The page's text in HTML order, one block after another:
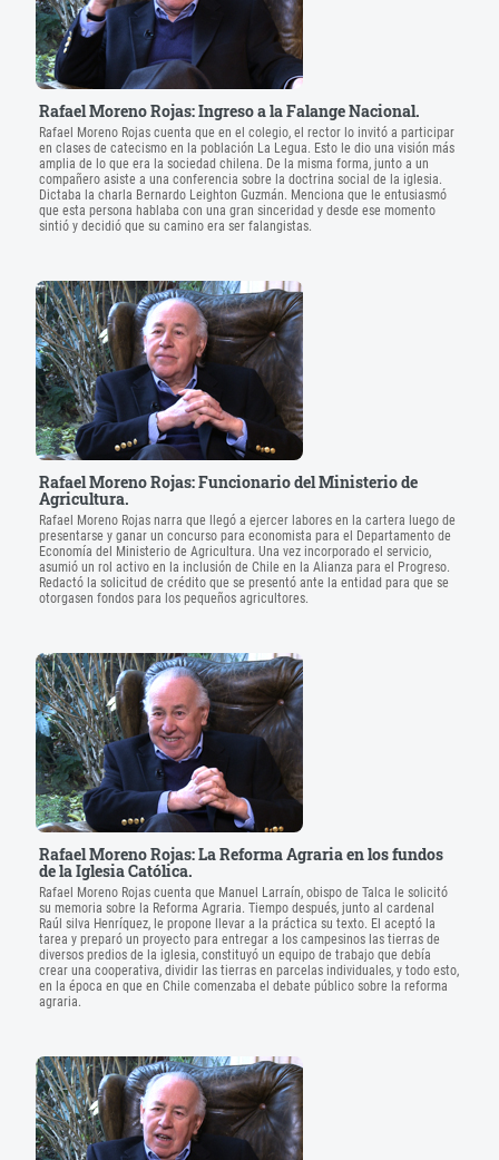
Rafael Moreno Rojas: Ingreso a la Falange Nacional.
Rafael Moreno Rojas cuenta que en el colegio, el rector lo invitó a participar
en clases de catecismo en la población La Legua. Esto le dio una visión más
amplia de lo que era la sociedad chilena. De la misma forma, junto a un
compañero asiste a una conferencia sobre la doctrina social de la iglesia.
Dictaba la charla Bernardo Leighton Guzmán. Menciona que le entusiasmó
que esta persona hablaba con una gran sinceridad y desde ese momento
sintió y decidió que su camino era ser falangistas.
Rafael Moreno Rojas: Funcionario del Ministerio de
Agricultura.
Rafael Moreno Rojas narra que llegó a ejercer labores en la cartera luego de
presentarse y ganar un concurso para economista para el Departamento de
Economía del Ministerio de Agricultura. Una vez incorporado el servicio,
asumió un rol activo en la inclusión de Chile en la Alianza para el Progreso.
Redactó la solicitud de crédito que se presentó ante la entidad para que se
otorgasen fondos para los pequeños agricultores.
Rafael Moreno Rojas: La Reforma Agraria en los fundos
de la Iglesia Católica.
Rafael Moreno Rojas cuenta que Manuel Larraín, obispo de Talca le solicitó
su memoria sobre la Reforma Agraria. Tiempo después, junto al cardenal
Raúl silva Henríquez, le propone llevar a la práctica su texto. El aceptó la
tarea y preparó un proyecto para entregar a los campesinos las tierras de
diversos predios de la iglesia, constituyó un equipo de trabajo que debía
crear una cooperativa, dividir las tierras en parcelas individuales, y todo esto,
en la época en que en Chile comenzaba el debate público sobre la reforma
agraria.